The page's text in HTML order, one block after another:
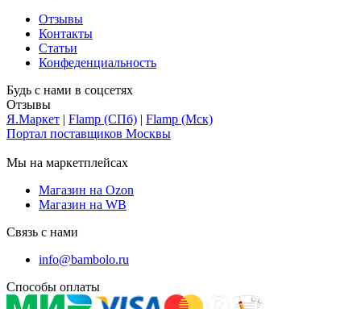
Отзывы
Контакты
Статьи
Конфеденциальность
Будь с нами в соцсетях
Отзывы
Я.Маркет | Flamp (СПб) | Flamp (Мск)
Портал поставщиков Москвы
Мы на маркетплейсах
Магазин на Ozon
Магазин на WB
Связь с нами
info@bambolo.ru
Способы оплаты